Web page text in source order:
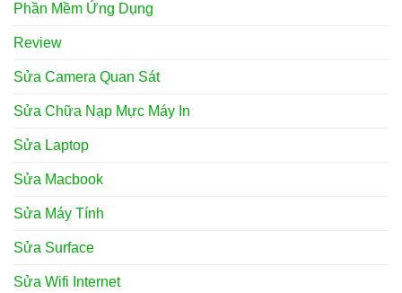
Phần Mềm Ứng Dụng
Review
Sửa Camera Quan Sát
Sửa Chữa Nạp Mực Máy In
Sửa Laptop
Sửa Macbook
Sửa Máy Tính
Sửa Surface
Sửa Wifi Internet